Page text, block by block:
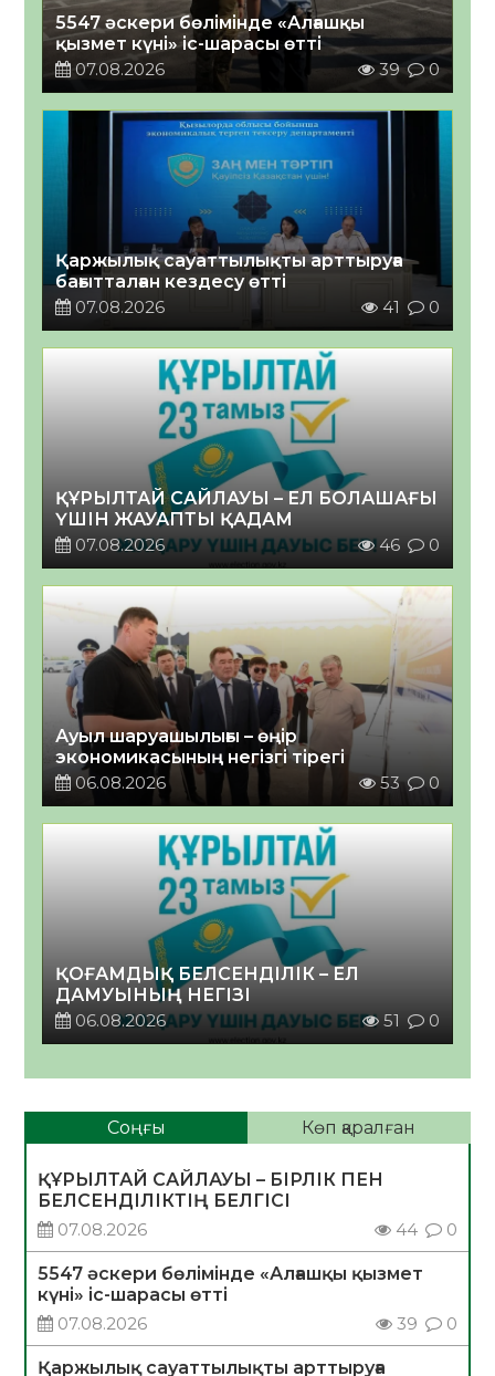
5547 әскери бөлімінде «Алғашқы
қызмет күні» іс-шарасы өтті
07.08.2026
39 0
Қаржылық сауаттылықты арттыруға
бағытталған кездесу өтті
07.08.2026
41 0
ҚҰРЫЛТАЙ САЙЛАУЫ – ЕЛ БОЛАШАҒЫ
ҮШІН ЖАУАПТЫ ҚАДАМ
07.08.2026
46 0
Ауыл шаруашылығы – өңір
экономикасының негізгі тірегі
06.08.2026
53 0
ҚОҒАМДЫҚ БЕЛСЕНДІЛІК – ЕЛ
ДАМУЫНЫҢ НЕГІЗІ
06.08.2026
51 0
Соңғы Көп қаралған
ҚҰРЫЛТАЙ САЙЛАУЫ – БІРЛІК ПЕН
БЕЛСЕНДІЛІКТІҢ БЕЛГІСІ
07.08.2026
44 0
5547 әскери бөлімінде «Алғашқы қызмет
күні» іс-шарасы өтті
07.08.2026
39 0
Қаржылық сауаттылықты арттыруға